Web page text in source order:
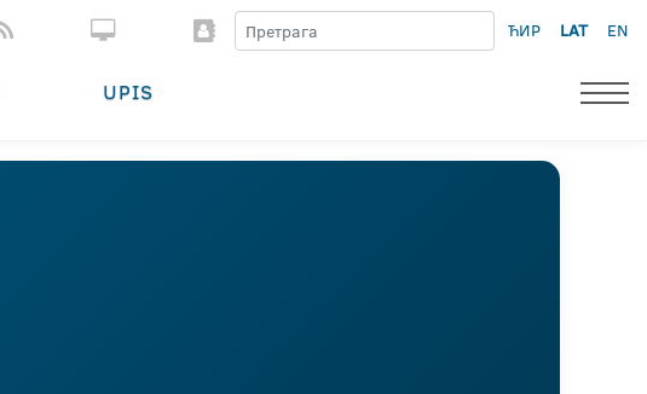
ЋИР LAT EN
UPIS